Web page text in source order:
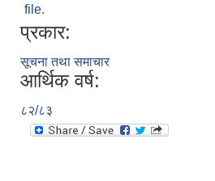
file.
प्रकार:
सूचना तथा समाचार
आर्थिक वर्ष:
८२/८३